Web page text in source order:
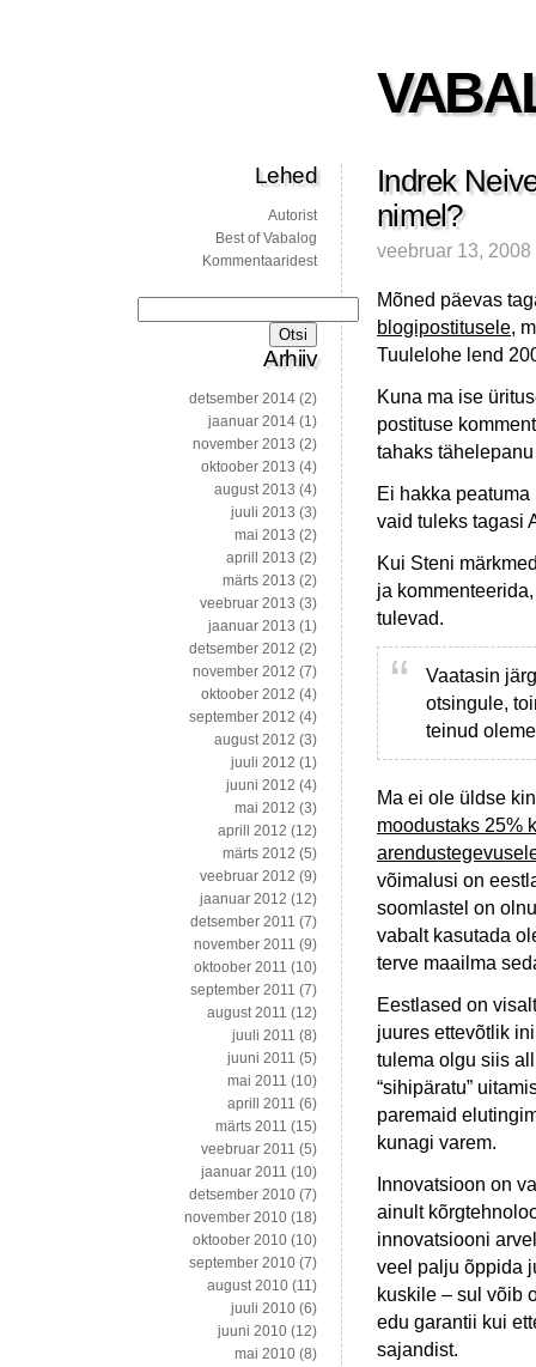
Indrek
nimel?
veebruar 13, 2008
Mõned päevas
blogipostitusele,
Tuulelohe lend
Kuna ma ise
postituse
tahaks
Ei hakka
vaid tuleks tagasi
Kui Steni
ja
tulevad.
Vaatasin
otsingule,
teinud
Ma ei ole üldse
moodustaks 25%
võimalusi on
soomlastel on
vabalt kasutada
terve maailma
Eestlased on
juures ettevõtlik
tulema olgu siis
“sihipäratu”
paremaid
kunagi varem.
Innovatsioon on
ainult
innovatsiooni
veel palju õppida
kuskile – sul võib
edu garantii kui
sajandist.
Lehed
Autorist
Best of Vabalog
Kommentaaridest
Arhiiv
detsember 2014 (2)
jaanuar 2014 (1)
november 2013 (2)
oktoober 2013 (4)
august 2013 (4)
juuli 2013 (3)
mai 2013 (2)
aprill 2013 (2)
märts 2013 (2)
veebruar 2013 (3)
jaanuar 2013 (1)
detsember 2012 (2)
november 2012 (7)
oktoober 2012 (4)
september 2012 (4)
august 2012 (3)
juuli 2012 (1)
juuni 2012 (4)
mai 2012 (3)
aprill 2012 (12)
märts 2012 (5)
veebruar 2012 (9)
jaanuar 2012 (12)
detsember 2011 (7)
november 2011 (9)
oktoober 2011 (10)
september 2011 (7)
august 2011 (12)
juuli 2011 (8)
juuni 2011 (5)
mai 2011 (10)
aprill 2011 (6)
märts 2011 (15)
veebruar 2011 (5)
jaanuar 2011 (10)
detsember 2010 (7)
november 2010 (18)
oktoober 2010 (10)
september 2010 (7)
august 2010 (11)
juuli 2010 (6)
juuni 2010 (12)
mai 2010 (8)